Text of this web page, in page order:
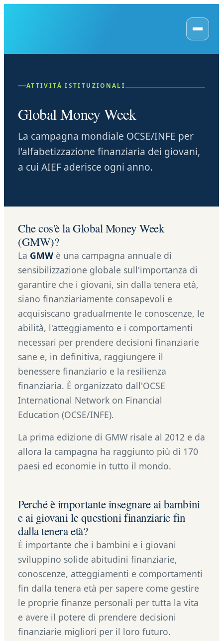
—ATTIVITÀ ISTITUZIONALI
Global Money Week
La campagna mondiale OCSE/INFE per
l'alfabetizzazione finanziaria dei giovani,
a cui AIEF aderisce ogni anno.
Che cos'è la Global Money Week
(GMW)?
La GMW è una campagna annuale di
sensibilizzazione globale sull'importanza di
garantire che i giovani, sin dalla tenera età,
siano finanziariamente consapevoli e
acquisiscano gradualmente le conoscenze, le
abilità, l'atteggiamento e i comportamenti
necessari per prendere decisioni finanziarie
sane e, in definitiva, raggiungere il
benessere finanziario e la resilienza
finanziaria. È organizzato dall'OCSE
International Network on Financial
Education (OCSE/INFE).
La prima edizione di GMW risale al 2012 e da
allora la campagna ha raggiunto più di 170
paesi ed economie in tutto il mondo.
Perché è importante insegnare ai bambini
e ai giovani le questioni finanziarie fin
dalla tenera età?
È importante che i bambini e i giovani
sviluppino solide abitudini finanziarie,
conoscenze, atteggiamenti e comportamenti
fin dalla tenera età per sapere come gestire
le proprie finanze personali per tutta la vita
e avere il potere di prendere decisioni
finanziarie migliori per il loro futuro.